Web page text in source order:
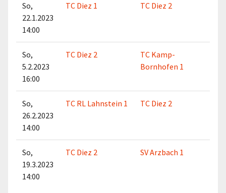
So,
22.1.2023
14:00
TC Diez 1 TC Diez 2
So,
5.2.2023
16:00
TC Diez 2
TC Kamp-
Bornhofen 1
So,
26.2.2023
14:00
TC RL Lahnstein 1 TC Diez 2
So,
19.3.2023
14:00
TC Diez 2 SV Arzbach 1